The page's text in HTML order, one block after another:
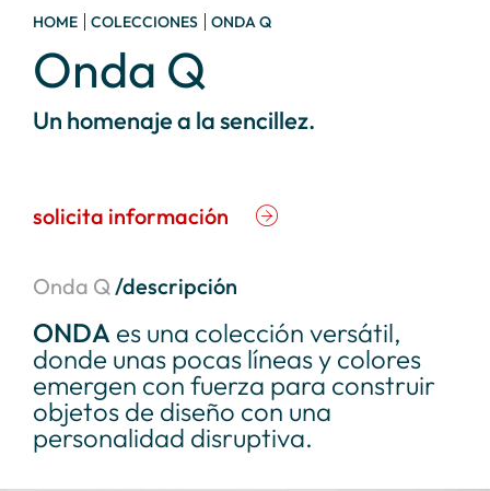
HOME COLECCIONES ONDA Q
Onda Q
Un homenaje a la sencillez.
solicita información
Onda Q/descripción
ONDA es una colección versátil,
donde unas pocas líneas y colores
emergen con fuerza para construir
objetos de diseño con una
personalidad disruptiva.